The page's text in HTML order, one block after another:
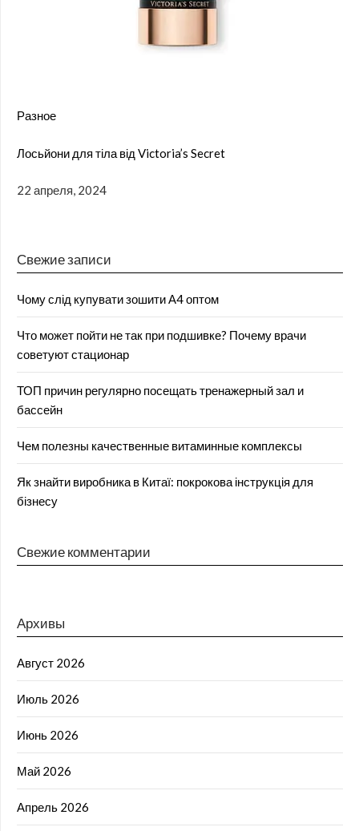
Разное
Лосьйони для тіла від Victoria’s Secret
22 апреля, 2024
Свежие записи
Чому слід купувати зошити А4 оптом
Что может пойти не так при подшивке? Почему врачи
советуют стационар
ТОП причин регулярно посещать тренажерный зал и
бассейн
Чем полезны качественные витаминные комплексы
Як знайти виробника в Китаї: покрокова інструкція для
бізнесу
Свежие комментарии
Архивы
Август 2026
Июль 2026
Июнь 2026
Май 2026
Апрель 2026